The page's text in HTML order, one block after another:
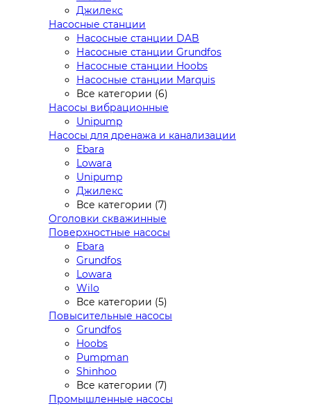
Джилекс
Насосные станции
Насосные станции DAB
Насосные станции Grundfos
Насосные станции Hoobs
Насосные станции Marquis
Все категории (6)
Насосы вибрационные
Unipump
Насосы для дренажа и канализации
Ebara
Lowara
Unipump
Джилекс
Все категории (7)
Оголовки скважинные
Поверхностные насосы
Ebara
Grundfos
Lowara
Wilo
Все категории (5)
Повысительные насосы
Grundfos
Hoobs
Pumpman
Shinhoo
Все категории (7)
Промышленные насосы